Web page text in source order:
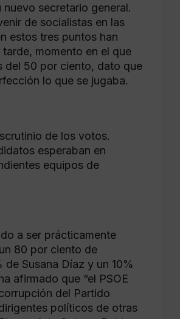
nuevo secretario general.
de socialistas en las
estos tres puntos han
momento en el que
del 50 por ciento, dato que
lo que se jugaba.
de los votos.
esperaban en
equipos de
a ser prácticamente
80 por ciento de
Susana Díaz y un 10%
afirmado que “el PSOE
del Partido
políticos de otras